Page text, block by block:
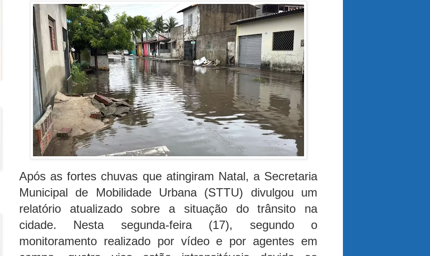
Após as fortes chuvas que atingiram Natal, a Secretaria
Municipal de Mobilidade Urbana (STTU) divulgou um
relatório atualizado sobre a situação do trânsito na
cidade. Nesta segunda-feira (17), segundo o
monitoramento realizado por vídeo e por agentes em